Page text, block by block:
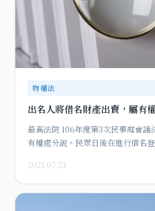
物權法
出名人將借名財產出賣，屬有
最高法院 106年度第3次民事庭會
有權處分說。民眾日後在進行借名
2021.07.23